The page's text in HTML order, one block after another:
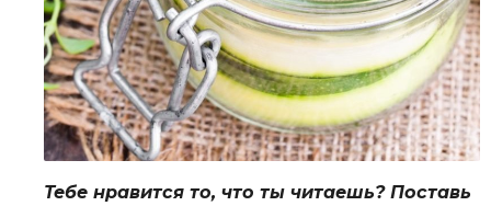
Тебе нравится то, что ты читаешь? Поставь